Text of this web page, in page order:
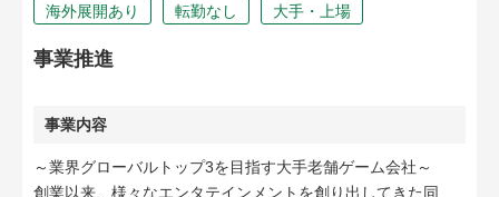
海外展開あり 転勤なし 大手・上場
事業推進
事業内容
～業界グローバルトップ3を目指す大手老舗ゲーム会社～
創業以来、様々なエンタテインメントを創り出してきた同